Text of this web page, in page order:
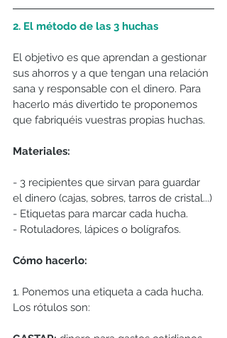
2. El método de las 3 huchas
El objetivo es que aprendan a gestionar
sus ahorros y a que tengan una relación
sana y responsable con el dinero. Para
hacerlo más divertido te proponemos
que fabriquéis vuestras propias huchas.
Materiales:
- 3 recipientes que sirvan para guardar
el dinero (cajas, sobres, tarros de cristal...)
- Etiquetas para marcar cada hucha.
- Rotuladores, lápices o bolígrafos.
Cómo hacerlo:
1. Ponemos una etiqueta a cada hucha.
Los rótulos son: